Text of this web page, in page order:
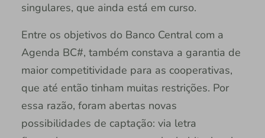
singulares, que ainda está em curso.
Entre os objetivos do Banco Central com a
Agenda BC#, também constava a garantia de
maior competitividade para as cooperativas,
que até então tinham muitas restrições. Por
essa razão, foram abertas novas
possibilidades de captação: via letra